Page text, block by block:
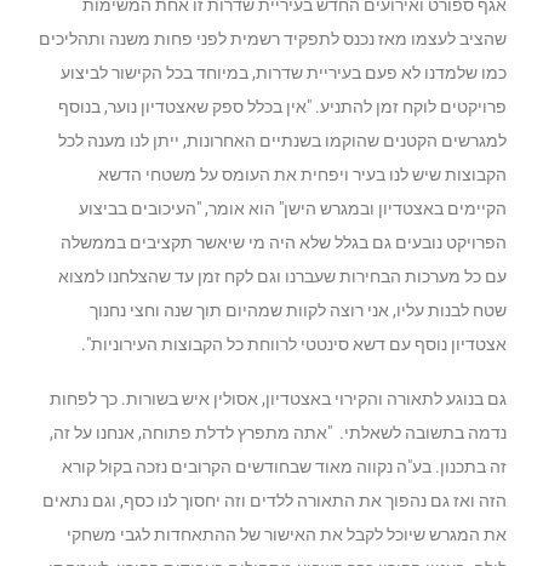
אגף ספורט ואירועים החדש בעיריית שדרות זו אחת המשימות
שהציב לעצמו מאז נכנס לתפקיד רשמית לפני פחות משנה ותהליכים
כמו שלמדנו לא פעם בעיריית שדרות, במיוחד בכל הקישור לביצוע
פרויקטים לוקח זמן להתניע. "אין בכלל ספק שאצטדיון נוער, בנוסף
למגרשים הקטנים שהוקמו בשנתיים האחרונות, ייתן לנו מענה לכל
הקבוצות שיש לנו בעיר ויפחית את העומס על משטחי הדשא
הקיימים באצטדיון ובמגרש הישן" הוא אומר, "העיכובים בביצוע
הפרויקט נובעים גם בגלל שלא היה מי שיאשר תקציבים בממשלה
עם כל מערכות הבחירות שעברנו וגם לקח זמן עד שהצלחנו למצוא
שטח לבנות עליו, אני רוצה לקוות שמהיום תוך שנה וחצי נחנוך
אצטדיון נוסף עם דשא סינטטי לרווחת כל הקבוצות העירוניות".
גם בנוגע לתאורה והקירוי באצטדיון, אסולין איש בשורות. כך לפחות
נדמה בתשובה לשאלתי. "אתה מתפרץ לדלת פתוחה, אנחנו על זה,
זה בתכנון. בע"ה נקווה מאוד שבחודשים הקרובים נזכה בקול קורא
הזה ואז גם נהפוך את התאורה ללדים וזה יחסוך לנו כסף, וגם נתאים
את המגרש שיוכל לקבל את האישור של ההתאחדות לגבי משחקי